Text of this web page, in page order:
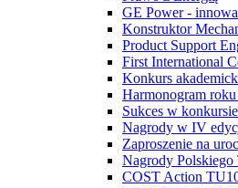
GE Power -
Konstruktor
Product Support
First International
Konkurs
Harmonogram
Sukces w
Nagrody w IV
Zaproszenie na
Nagrody
COST Action